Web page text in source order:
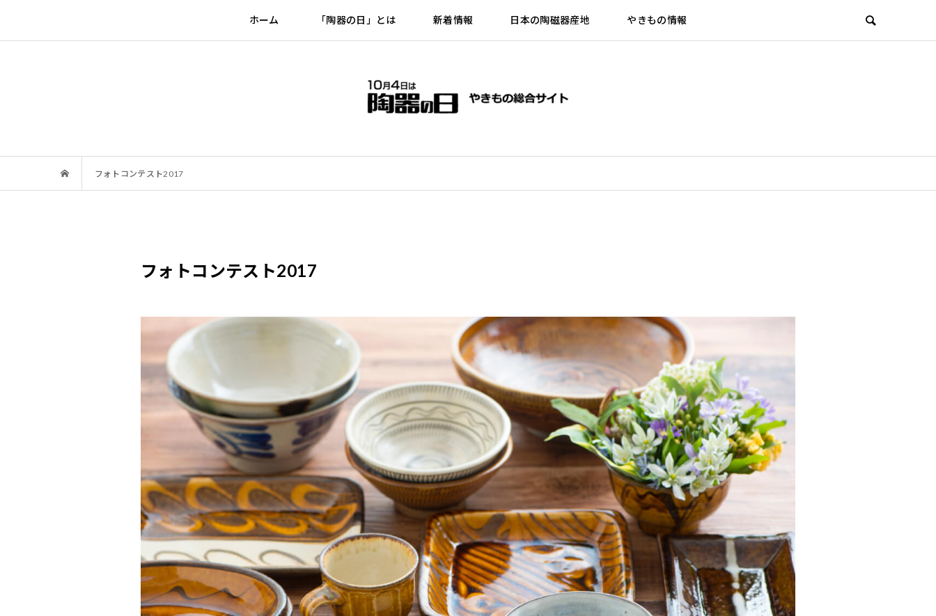
ホーム 「陶器の日」とは 新着情報 日本の陶磁器産地 やきもの情報
フォトコンテスト2017
フォトコンテスト2017